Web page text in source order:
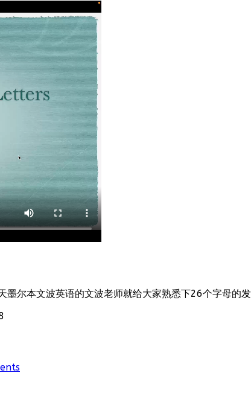
尔本文波英语的文波老师就给大家熟悉下26个字母的发